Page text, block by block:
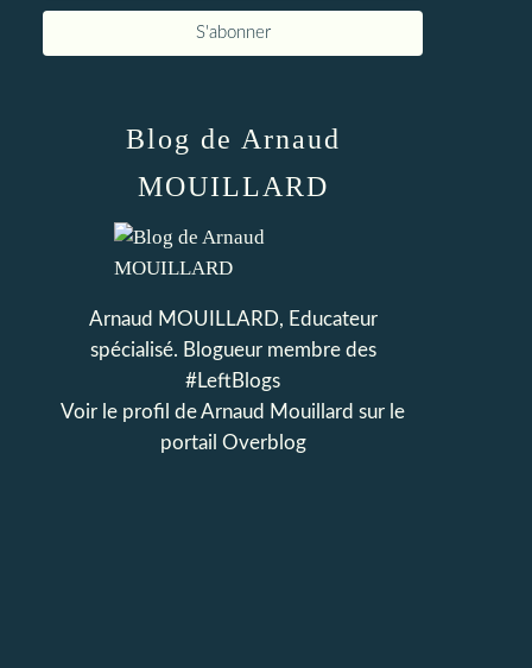
Blog de Arnaud
MOUILLARD
Arnaud MOUILLARD, Educateur
spécialisé. Blogueur membre des
#LeftBlogs
Voir le profil deArnaud Mouillard sur le
portail Overblog